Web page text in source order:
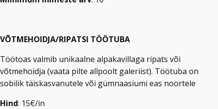
VÕTMEHOIDJA/RIPATSI TÖÖTUBA
Töötoas valmib unikaalne alpakavillaga ripats või
võtmehoidja (vaata pilte allpoolt galeriist). Töötuba on
sobilik täiskasvanutele või gümnaasiumi eas noortele
Hind: 15€/in